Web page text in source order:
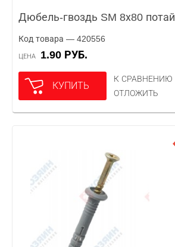
Дюбель-гвоздь SM 8х80 потай
Код товара — 420556
ЦЕНА 1.90 РУБ.
КУПИТЬ
К СРАВНЕНИЮ
ОТЛОЖИТЬ